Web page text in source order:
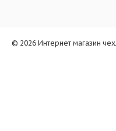
© 2026 Интернет магазин